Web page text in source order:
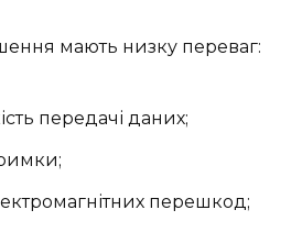
мають низку переваг:
передачі даних;
перешкод;